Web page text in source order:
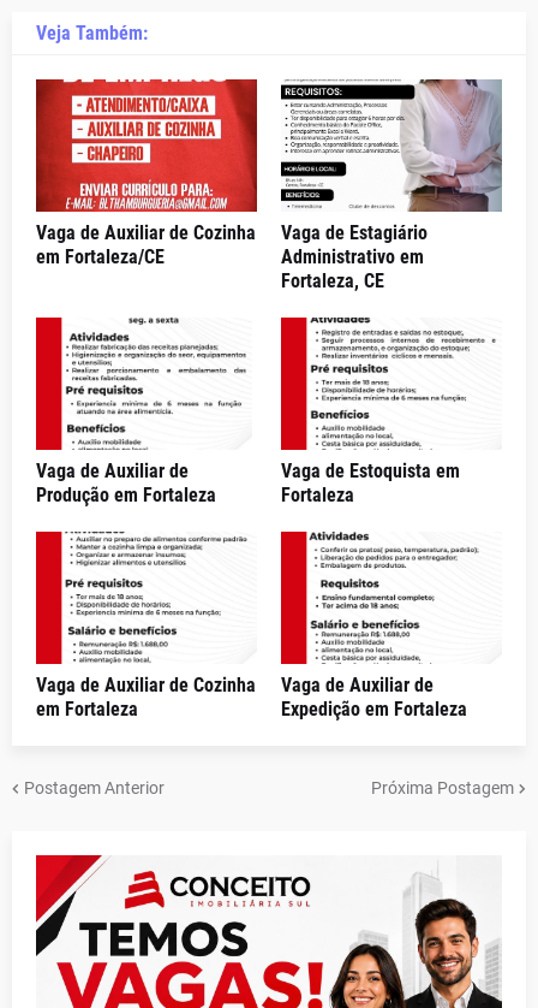
Veja Também:
Vaga de Auxiliar de Cozinha
em Fortaleza/CE
Vaga de Estagiário
Administrativo em
Fortaleza, CE
Vaga de Auxiliar de
Produção em Fortaleza
Vaga de Estoquista em
Fortaleza
Vaga de Auxiliar de Cozinha
em Fortaleza
Vaga de Auxiliar de
Expedição em Fortaleza
Postagem Anterior Próxima Postagem